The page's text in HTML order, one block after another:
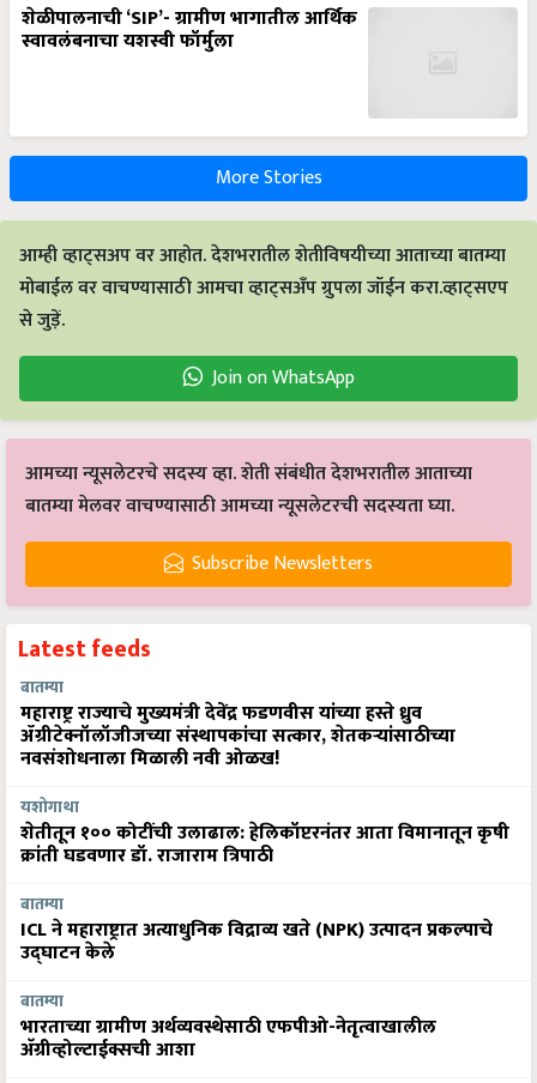
शेळीपालनाची ‘SIP’- ग्रामीण भागातील आर्थिक
स्वावलंबनाचा यशस्वी फॉर्मुला
More Stories
आम्ही व्हाट्सअप वर आहोत. देशभरातील शेतीविषयीच्या आताच्या बातम्या
मोबाईल वर वाचण्यासाठी आमचा व्हाट्सअँप ग्रुपला जॉईन करा.व्हाट्सएप
से जुड़ें.
Join on WhatsApp
आमच्या न्यूसलेटरचे सदस्य व्हा. शेती संबंधीत देशभरातील आताच्या
बातम्या मेलवर वाचण्यासाठी आमच्या न्यूसलेटरची सदस्यता घ्या.
Subscribe Newsletters
Latest feeds
बातम्या
महाराष्ट्र राज्याचे मुख्यमंत्री देवेंद्र फडणवीस यांच्या हस्ते ध्रुव
ॲग्रीटेक्नॉलॉजीजच्या संस्थापकांचा सत्कार, शेतकऱ्यांसाठीच्या
नवसंशोधनाला मिळाली नवी ओळख!
यशोगाथा
शेतीतून १०० कोटींची उलाढाल: हेलिकॉप्टरनंतर आता विमानातून कृषी
क्रांती घडवणार डॉ. राजाराम त्रिपाठी
बातम्या
ICL ने महाराष्ट्रात अत्याधुनिक विद्राव्य खते (NPK) उत्पादन प्रकल्पाचे
उद्घाटन केले
बातम्या
भारताच्या ग्रामीण अर्थव्यवस्थेसाठी एफपीओ-नेतृत्वाखालील
अ‍ॅग्रीव्होल्टाईक्सची आशा